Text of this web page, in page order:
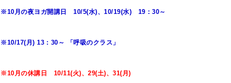
※10月の夜ヨガ開講日 10/5(水)、10/19(水) 19：30～
※10/17(月) 13：30～ 「呼吸のクラス」
※10月の休講日 10/11(火)、29(土)、31(月)